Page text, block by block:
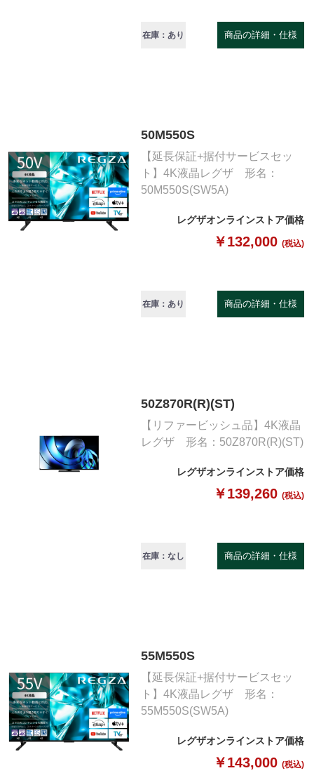
在庫：あり 商品の詳細・仕様
50M550S
【延長保証+据付サービスセッ
ト】4K液晶レグザ 形名：
50M550S(SW5A)
レグザオンラインストア価格
￥132,000 (税込)
在庫：あり 商品の詳細・仕様
50Z870R(R)(ST)
【リファービッシュ品】4K液晶
レグザ 形名：50Z870R(R)(ST)
レグザオンラインストア価格
￥139,260 (税込)
在庫：なし 商品の詳細・仕様
55M550S
【延長保証+据付サービスセッ
ト】4K液晶レグザ 形名：
55M550S(SW5A)
レグザオンラインストア価格
￥143,000 (税込)